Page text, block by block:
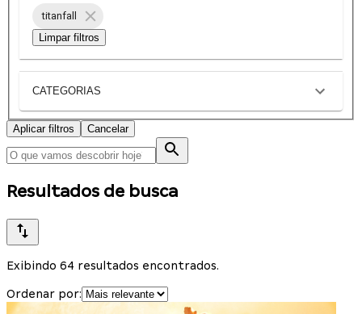
titanfall
Limpar filtros
CATEGORIAS
Aplicar filtros Cancelar
Resultados de busca
Exibindo 64 resultados encontrados.
Ordenar por: